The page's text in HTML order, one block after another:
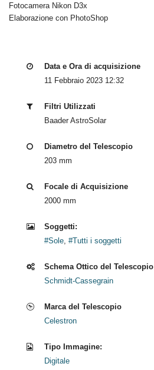
Fotocamera Nikon D3x
Elaborazione con PhotoShop
Data e Ora di acquisizione
11 Febbraio 2023 12:32
Filtri Utilizzati
Baader AstroSolar
Diametro del Telescopio
203 mm
Focale di Acquisizione
2000 mm
Soggetti:
#Sole #Tutti i soggetti
Schema Ottico del Telescopio
Schmidt-Cassegrain
Marca del Telescopio
Celestron
Tipo Immagine:
Digitale